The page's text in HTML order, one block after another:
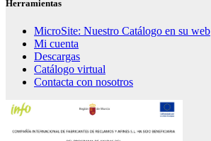
Herramientas
MicroSite: Nuestro Catálogo en su web
Mi cuenta
Descargas
Catálogo virtual
Contacta con nosotros